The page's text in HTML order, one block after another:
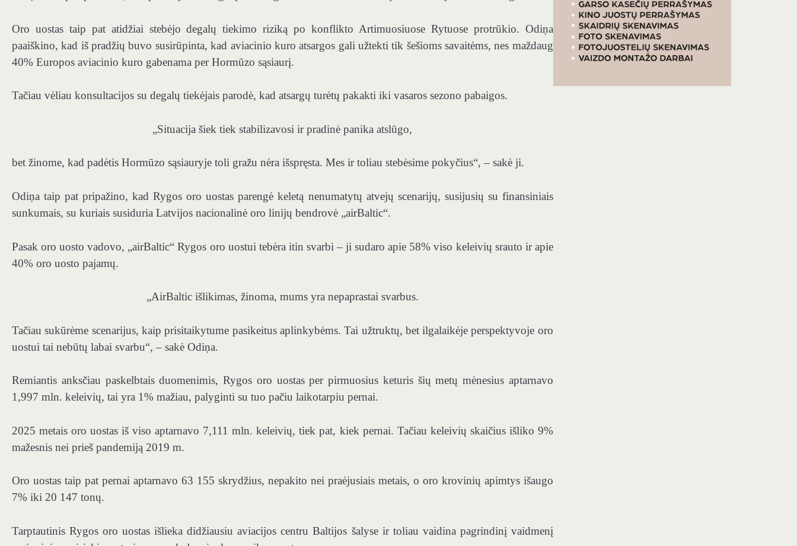
Oro uostas taip pat atidžiai stebėjo degalų tiekimo riziką po konflikto Artimuosiuose Rytuose protrūkio. Odiņa
paaiškino, kad iš pradžių buvo susirūpinta, kad aviacinio kuro atsargos gali užtekti tik šešioms savaitėms, nes maždaug
40% Europos aviacinio kuro gabenama per Hormūzo sąsiaurį.
Tačiau vėliau konsultacijos su degalų tiekėjais parodė, kad atsargų turėtų pakakti iki vasaros sezono pabaigos.
„Situacija šiek tiek stabilizavosi ir pradinė panika atslūgo,
bet žinome, kad padėtis Hormūzo sąsiauryje toli gražu nėra išspręsta. Mes ir toliau stebėsime pokyčius“, – sakė ji.
Odiņa taip pat pripažino, kad Rygos oro uostas parengė keletą nenumatytų atvejų scenarijų, susijusių su finansiniais
sunkumais, su kuriais susiduria Latvijos nacionalinė oro linijų bendrovė „airBaltic“.
Pasak oro uosto vadovo, „airBaltic“ Rygos oro uostui tebėra itin svarbi – ji sudaro apie 58% viso keleivių srauto ir apie
40% oro uosto pajamų.
„AirBaltic išlikimas, žinoma, mums yra nepaprastai svarbus.
Tačiau sukūrėme scenarijus, kaip prisitaikytume pasikeitus aplinkybėms. Tai užtruktų, bet ilgalaikėje perspektyvoje oro
uostui tai nebūtų labai svarbu“, – sakė Odiņa.
Remiantis anksčiau paskelbtais duomenimis, Rygos oro uostas per pirmuosius keturis šių metų mėnesius aptarnavo
1,997 mln. keleivių, tai yra 1% mažiau, palyginti su tuo pačiu laikotarpiu pernai.
2025 metais oro uostas iš viso aptarnavo 7,111 mln. keleivių, tiek pat, kiek pernai. Tačiau keleivių skaičius išliko 9%
mažesnis nei prieš pandemiją 2019 m.
Oro uostas taip pat pernai aptarnavo 63 155 skrydžius, nepakito nei praėjusiais metais, o oro krovinių apimtys išaugo
7% iki 20 147 tonų.
Tarptautinis Rygos oro uostas išlieka didžiausiu aviacijos centru Baltijos šalyse ir toliau vaidina pagrindinį vaidmenį